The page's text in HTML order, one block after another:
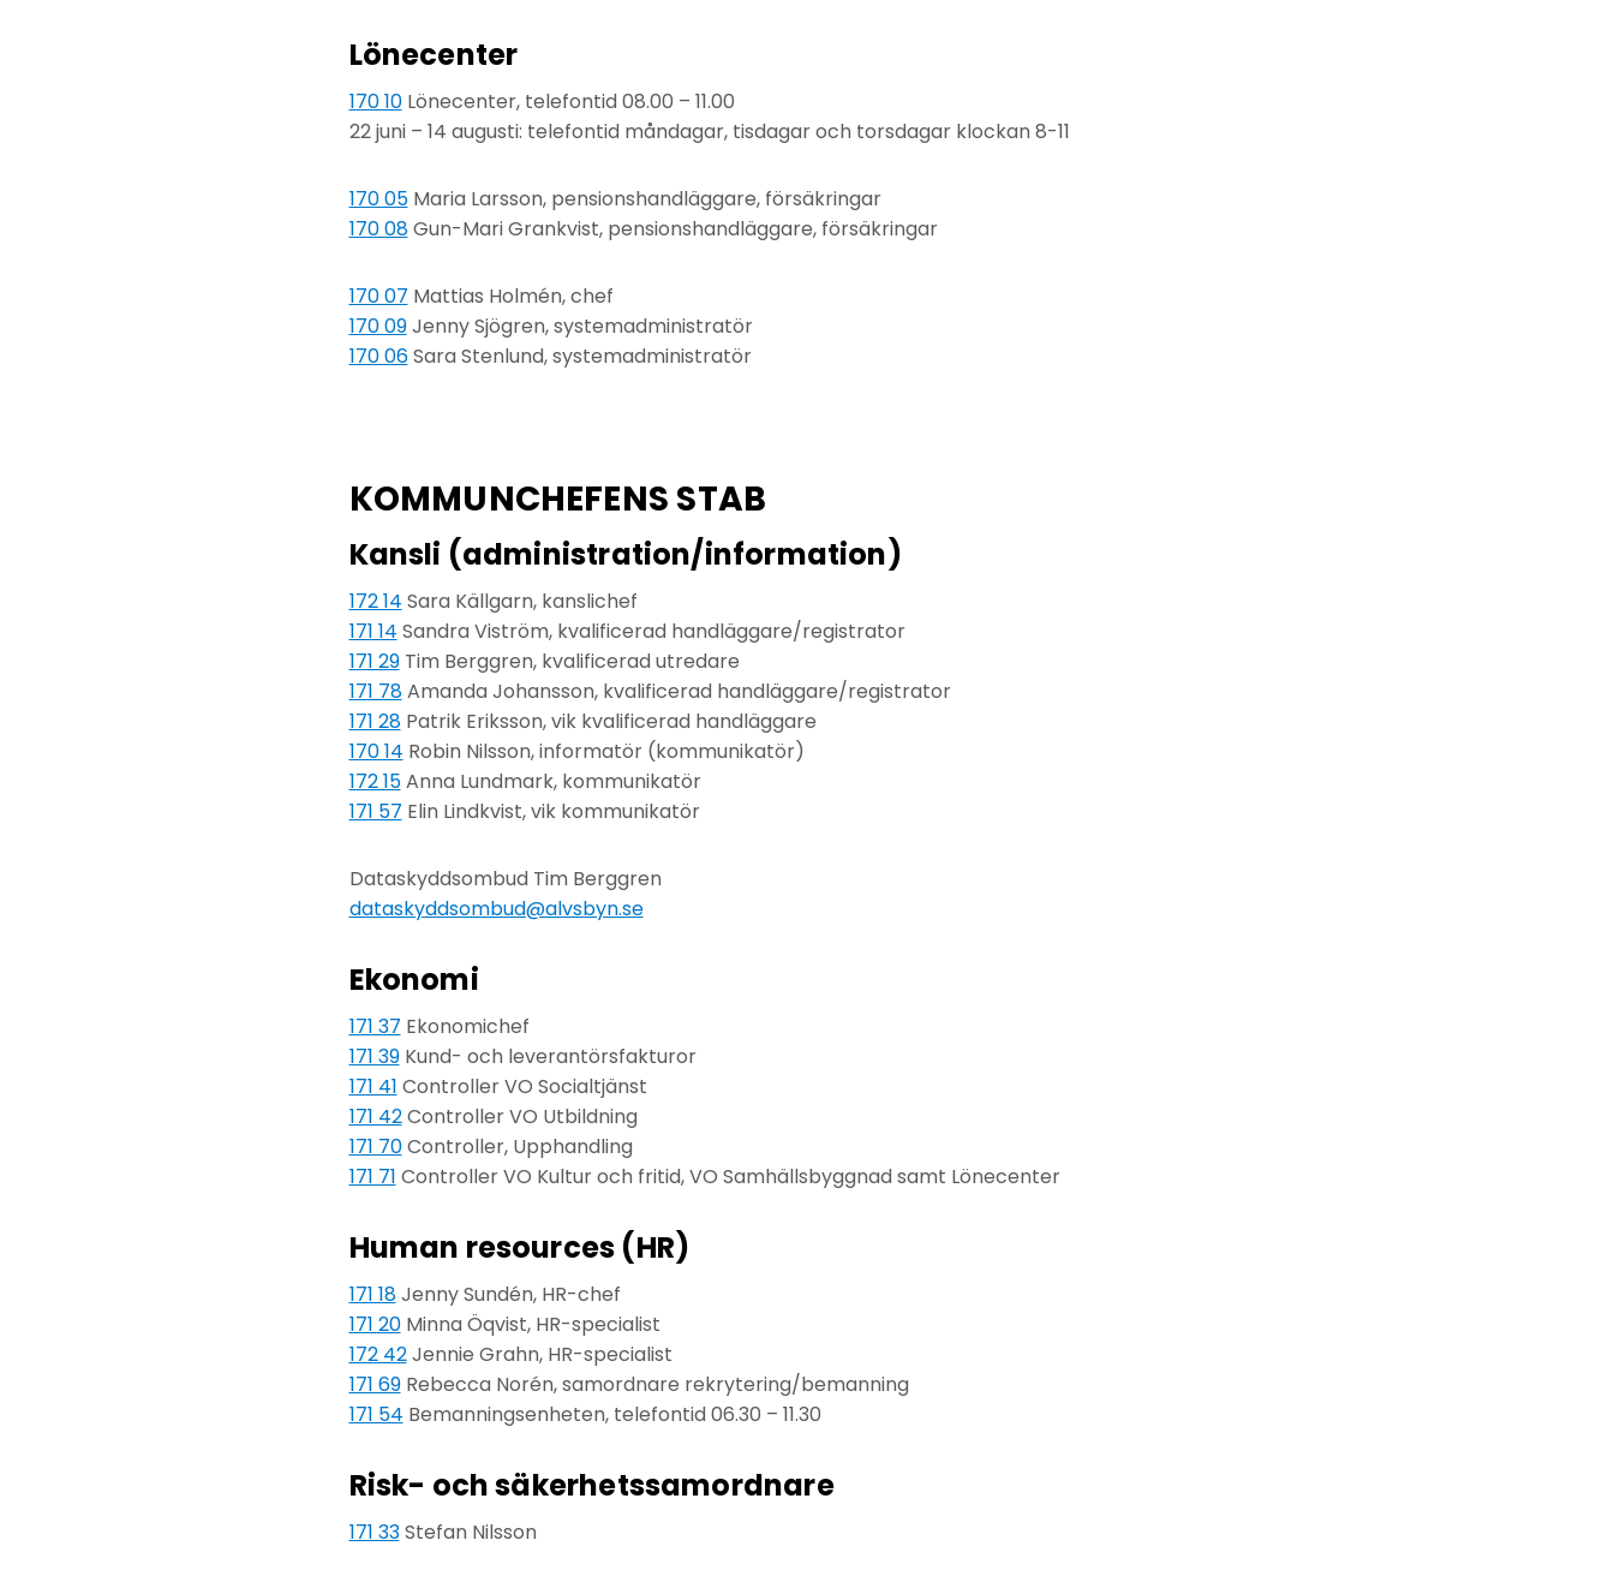
Lönecenter
170 10Lönecenter, telefontid 08.00 – 11.00
22 juni – 14 augusti: telefontid måndagar, tisdagar och torsdagar klockan 8-11
170 05Maria Larsson, pensionshandläggare, försäkringar
170 08Gun-Mari Grankvist, pensionshandläggare, försäkringar
170 07 Mattias Holmén, chef
170 09Jenny Sjögren, systemadministratör
170 06Sara Stenlund, systemadministratör
KOMMUNCHEFENS STAB
Kansli (administration/information)
172 14 Sara Källgarn, kanslichef
171 14 Sandra Viström, kvalificerad handläggare/registrator
171 29Tim Berggren, kvalificerad utredare
171 78Amanda Johansson, kvalificerad handläggare/registrator
171 28Patrik Eriksson, vik kvalificerad handläggare
170 14 Robin Nilsson, informatör (kommunikatör)
172 15Anna Lundmark, kommunikatör
171 57 Elin Lindkvist, vik kommunikatör
Dataskyddsombud Tim Berggren
dataskyddsombud@alvsbyn.se
Ekonomi
171 37 Ekonomichef
171 39Kund- och leverantörsfakturor
171 41 Controller VO Socialtjänst
171 42Controller VO Utbildning
171 70Controller, Upphandling
171 71 Controller VO Kultur och fritid, VO Samhällsbyggnad samt Lönecenter
Human resources (HR)
171 18Jenny Sundén, HR-chef
171 20Minna Öqvist, HR-specialist
172 42Jennie Grahn, HR-specialist
171 69Rebecca Norén, samordnare rekrytering/bemanning
171 54 Bemanningsenheten, telefontid 06.30 – 11.30
Risk- och säkerhetssamordnare
171 33Stefan Nilsson